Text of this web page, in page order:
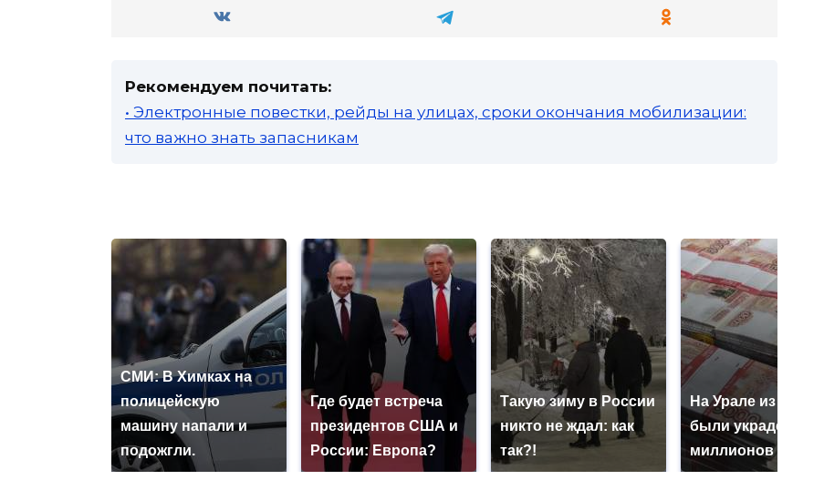
Рекомендуем почитать:
• Электронные повестки, рейды на улицах, сроки окончания мобилизации:
что важно знать запасникам
СМИ: В Химках на
полицейскую
машину напали и
подожгли.
Где будет встреча
президентов США и
России: Европа?
Такую зиму в России
никто не ждал: как
так?!
На Урале из казны
были украдены 18
миллионов рублей